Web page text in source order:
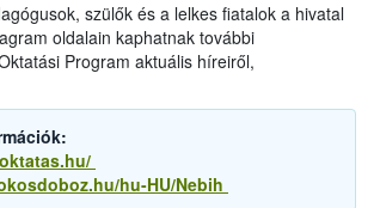
szülők és a lelkes fiatalok a hivatal
oldalain kaphatnak további
Program aktuális híreiről,
hu-HU/Nebih